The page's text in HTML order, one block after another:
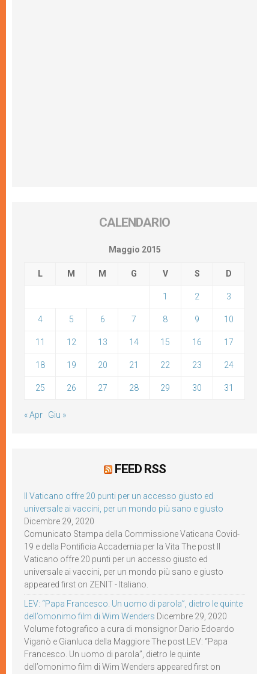
CALENDARIO
Maggio 2015
L M M G V S D
1 2 3
4 5 6 7 8 9 10
11 12 13 14 15 16 17
18 19 20 21 22 23 24
25 26 27 28 29 30 31
« Apr Giu »
FEED RSS
Il Vaticano offre 20 punti per un accesso giusto ed
universale ai vaccini, per un mondo più sano e giusto
Dicembre 29, 2020
Comunicato Stampa della Commissione Vaticana Covid-
19 e della Pontificia Accademia per la Vita The post Il
Vaticano offre 20 punti per un accesso giusto ed
universale ai vaccini, per un mondo più sano e giusto
appeared first on ZENIT - Italiano.
LEV: “Papa Francesco. Un uomo di parola”, dietro le quinte
dell’omonimo film di Wim Wenders Dicembre 29, 2020
Volume fotografico a cura di monsignor Dario Edoardo
Viganò e Gianluca della Maggiore The post LEV: “Papa
Francesco. Un uomo di parola”, dietro le quinte
dell’omonimo film di Wim Wenders appeared first on